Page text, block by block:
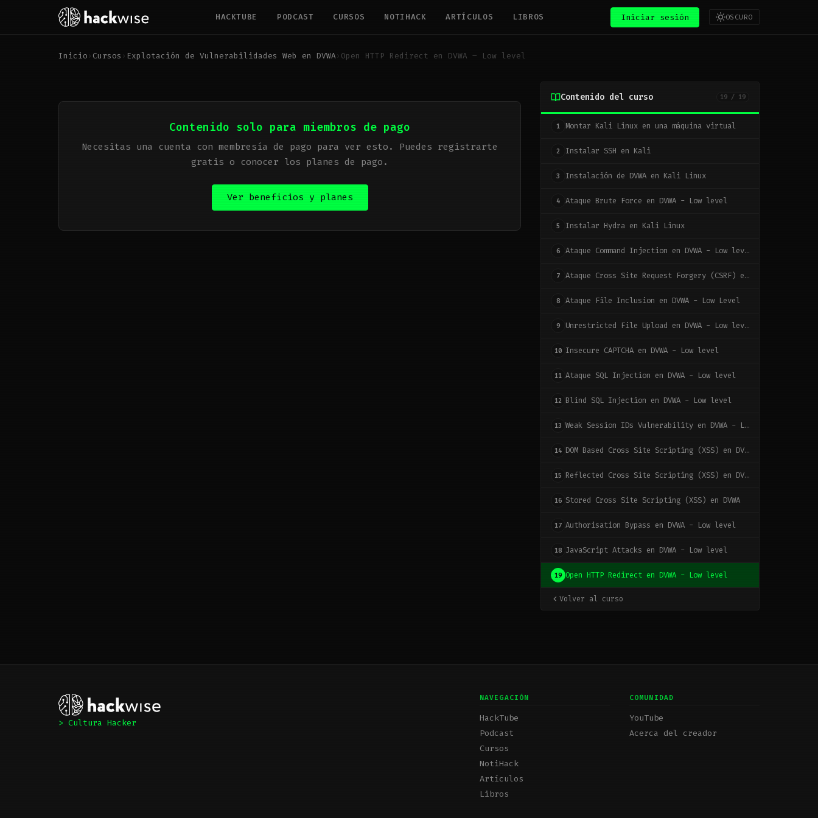
HACKTUBE PODCAST CURSOS NOTIHACK ARTÍCULOS LIBROS Iniciar sesión OSCURO
Inicio › Cursos › Explotación de Vulnerabilidades Web en DVWA› Open HTTP Redirect en DVWA – Low level
Contenido solo para miembros de pago
Necesitas una cuenta con membresía de pago para ver esto. Puedes registrarte
gratis o conocer los planes de pago.
Ver beneficios y planes
Contenido del curso 19 / 19
1 Montar Kali Linux en una máquina virtual
2 Instalar SSH en Kali
3 Instalación de DVWA en Kali Linux
4 Ataque Brute Force en DVWA - Low level
5 Instalar Hydra en Kali Linux
6 Ataque Command Injection en DVWA - Low level
7 Ataque Cross Site Request Forgery (CSRF) en DVWA - Low level
8 Ataque File Inclusion en DVWA - Low Level
9 Unrestricted File Upload en DVWA - Low level
10 Insecure CAPTCHA en DVWA - Low level
11 Ataque SQL Injection en DVWA - Low level
12 Blind SQL Injection en DVWA - Low level
13 Weak Session IDs Vulnerability en DVWA - Low level
14 DOM Based Cross Site Scripting (XSS) en DVWA
15 Reflected Cross Site Scripting (XSS) en DVWA
16 Stored Cross Site Scripting (XSS) en DVWA
17 Authorisation Bypass en DVWA - Low level
18 JavaScript Attacks en DVWA - Low level
19 Open HTTP Redirect en DVWA - Low level
Volver al curso
> Cultura Hacker
NAVEGACIÓN
HackTube
Podcast
Cursos
NotiHack
Artículos
Libros
COMUNIDAD
YouTube
Acerca del creador